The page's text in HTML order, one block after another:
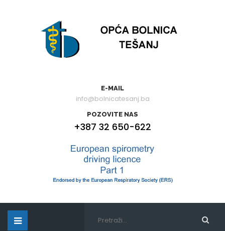
E-MAIL
info@bolnicatesanj.ba
POZOVITE NAS
+387 32 650-622